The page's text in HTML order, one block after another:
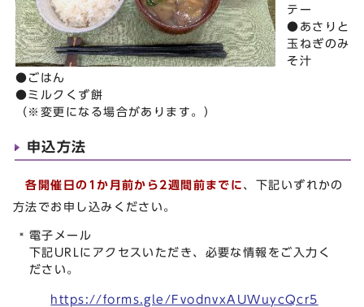
テー
●あさりと
玉ねぎのみ
そ汁
●ごはん
●ミルクくず餅
（※変更になる場合があります。）
申込方法
各開催日の1か月前から2週間前までに 、下記いずれかの
方法でお申し込みください。
電子メール
下記URLにアクセスいただき、必要な情報をご入力く
ださい。
https://forms.gle/FvodnvxAUWuycQcr5